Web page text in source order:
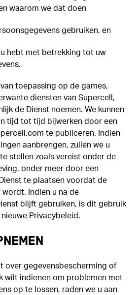
waarom we dat doen
gebruiken, en
u hebt met betrekking tot uw
toepassing op de games,
diensten van Supercell,
de Dienst noemen. We kunnen
tijd tot tijd bijwerken door een
te publiceren. Indien
aanbrengen, zullen we u
stellen zoals vereist onder de
onder meer door een
te plaatsen voordat de
Indien u na de
blijft gebruiken, is dit gebruik
Privacybeleid.
over gegevensbescherming of
wilt indienen om problemen met
op te lossen, raden we u aan